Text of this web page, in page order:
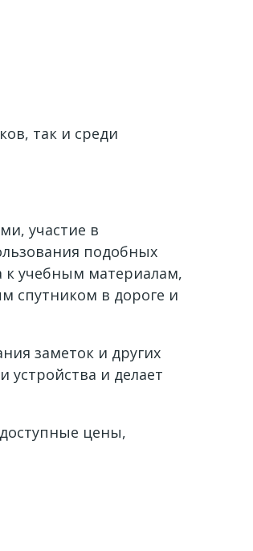
так и среди
участие в
подобных
к учебным материалам,
спутником в дороге и
заметок и других
и делает
цены,